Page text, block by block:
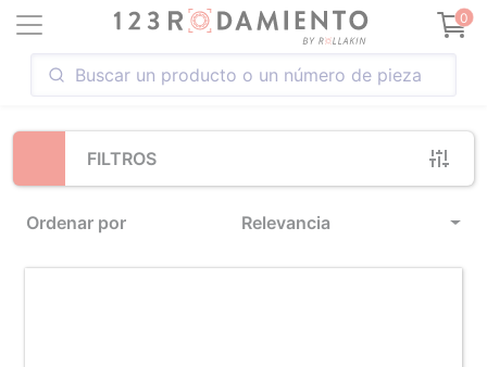
0
FILTROS
Ordenar por Relevancia
Loading...